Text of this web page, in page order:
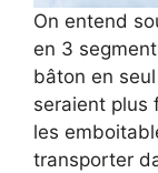
On entend
en 3
bâton en
seraient plus
les
transporter